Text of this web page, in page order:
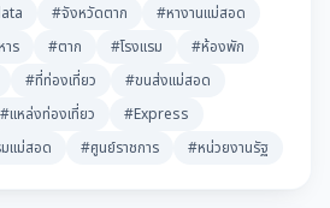
#จังหวัดตาก
#หางานแม่สอด
าร #ตาก #โรงแรม
#ห้องพัก
#ที่ท่องเที่ยว
#ขนส่งแม่สอด
#แหล่งท่องเที่ยว
#Express
แม่สอด #ศูนย์ราชการ #หน่วยงานรัฐ